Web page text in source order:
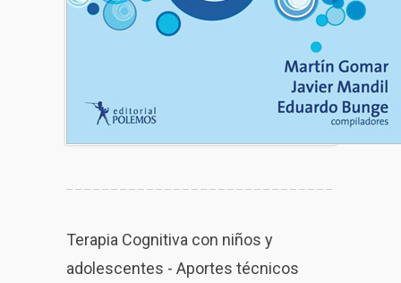
Terapia Cognitiva con niños y
adolescentes - Aportes técnicos